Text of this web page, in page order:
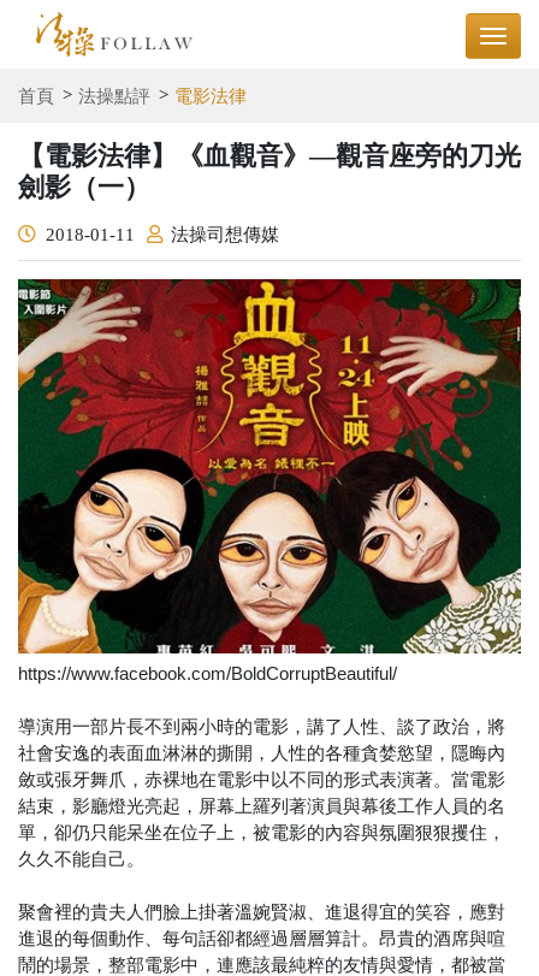
首頁 法操點評 電影法律
【電影法律】《血觀音》—觀音座旁的刀光
劍影（一）
2018-01-11 法操司想傳媒
https://www.facebook.com/BoldCorruptBeautiful/
導演用一部片長不到兩小時的電影，講了人性、談了政治，將
社會安逸的表面血淋淋的撕開，人性的各種貪婪慾望，隱晦內
斂或張牙舞爪，赤裸地在電影中以不同的形式表演著。當電影
結束，影廳燈光亮起，屏幕上羅列著演員與幕後工作人員的名
單，卻仍只能呆坐在位子上，被電影的內容與氛圍狠狠攫住，
久久不能自己。
聚會裡的貴夫人們臉上掛著溫婉賢淑、進退得宜的笑容，應對
進退的每個動作、每句話卻都經過層層算計。昂貴的酒席與喧
鬧的場景，整部電影中，連應該最純粹的友情與愛情，都被當